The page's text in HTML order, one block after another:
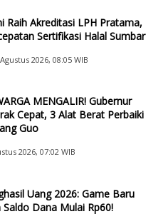
Raih Akreditasi LPH Pratama,
Sertifikasi Halal Sumbar
2026, 08:05 WIB
MENGALIR! Gubernur
Cepat, 3 Alat Berat Perbaiki
Guo
2026, 07:02 WIB
Uang 2026: Game Baru
Saldo Dana Mulai Rp60!